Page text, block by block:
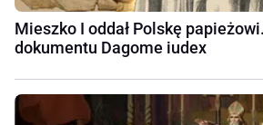
Mieszko I oddał Polskę
dokumentu Dagome iudex